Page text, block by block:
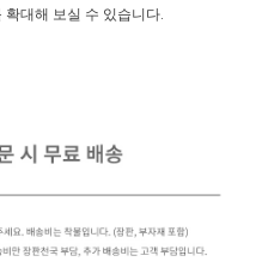
확대해 보실 수 있습니다.